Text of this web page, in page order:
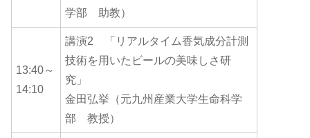
学部 助教）
13:40～
14:10
講演2 「リアルタイム香気成分計測
技術を用いたビールの美味しさ研
究」
金田弘挙（元九州産業大学生命科学
部 教授）